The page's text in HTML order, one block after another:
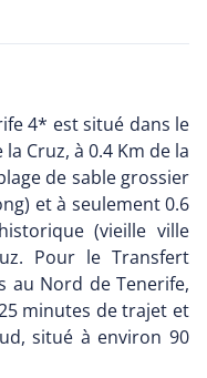
4* est situé dans le
Cruz, à 0.4 Km de la
de sable grossier
et à seulement 0.6
(vieille ville
Pour le Transfert
au Nord de Tenerife,
minutes de trajet et
situé à environ 90